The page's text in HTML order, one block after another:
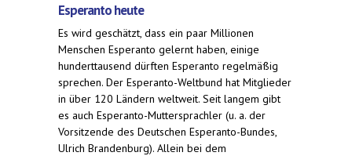
Esperanto heute
Es wird geschätzt, dass ein paar Millionen
Menschen Esperanto gelernt haben, einige
hunderttausend dürften Esperanto regelmäßig
sprechen. Der Esperanto-Weltbund hat Mitglieder
in über 120 Ländern weltweit. Seit langem gibt
es auch Esperanto-Muttersprachler (u. a. der
Vorsitzende des Deutschen Esperanto-Bundes,
Ulrich Brandenburg). Allein bei dem